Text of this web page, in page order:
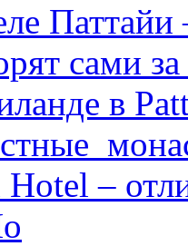
сами за
в
Hotel –